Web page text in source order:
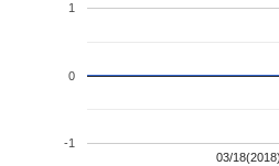
03/18(2018)
-1
0
1